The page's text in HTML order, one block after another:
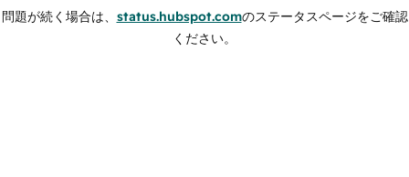
問題が続く場合は、 status.hubspot.comのステータスページをご確認
ください。